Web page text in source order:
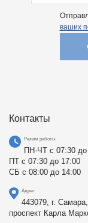
ваших
Контакты
Режим работы
ПН-ЧТ с 07:30 до
ПТ с 07:30 до 17:00
СБ с 08:00 до 14:00
Адрес
443079, г. Самара,
проспект Карла